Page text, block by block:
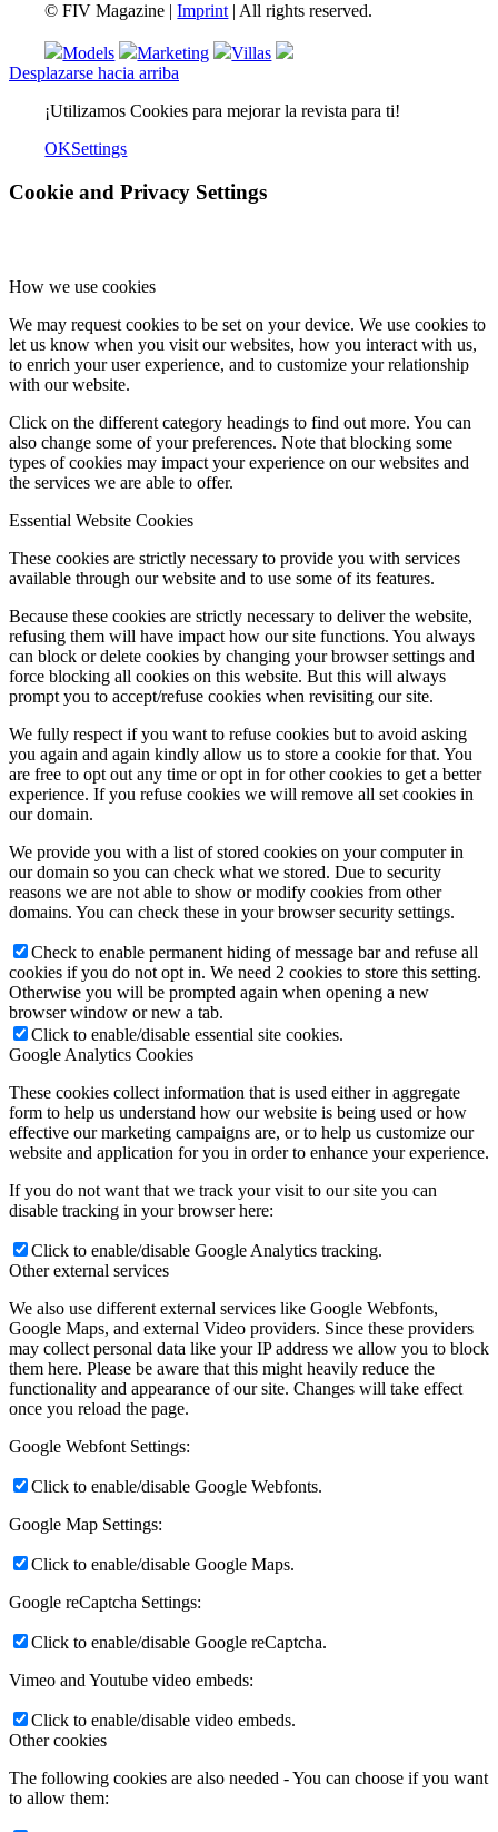
© FIV Magazine |Imprint | All rights reserved.
Models Marketing
Villas
Desplazarse hacia arriba
¡Utilizamos Cookies para mejorar la revista para ti!
OKSettings
Cookie and Privacy Settings
How we use cookies
We may request cookies to be set on your device. We use cookies to
let us know when you visit our websites, how you interact with us,
to enrich your user experience, and to customize your relationship
with our website.
Click on the different category headings to find out more. You can
also change some of your preferences. Note that blocking some
types of cookies may impact your experience on our websites and
the services we are able to offer.
Essential Website Cookies
These cookies are strictly necessary to provide you with services
available through our website and to use some of its features.
Because these cookies are strictly necessary to deliver the website,
refusing them will have impact how our site functions. You always
can block or delete cookies by changing your browser settings and
force blocking all cookies on this website. But this will always
prompt you to accept/refuse cookies when revisiting our site.
We fully respect if you want to refuse cookies but to avoid asking
you again and again kindly allow us to store a cookie for that. You
are free to opt out any time or opt in for other cookies to get a better
experience. If you refuse cookies we will remove all set cookies in
our domain.
We provide you with a list of stored cookies on your computer in
our domain so you can check what we stored. Due to security
reasons we are not able to show or modify cookies from other
domains. You can check these in your browser security settings.
Check to enable permanent hiding of message bar and refuse all
cookies if you do not opt in. We need 2 cookies to store this setting.
Otherwise you will be prompted again when opening a new
browser window or new a tab.
Click to enable/disable essential site cookies.
Google Analytics Cookies
These cookies collect information that is used either in aggregate
form to help us understand how our website is being used or how
effective our marketing campaigns are, or to help us customize our
website and application for you in order to enhance your experience.
If you do not want that we track your visit to our site you can
disable tracking in your browser here:
Click to enable/disable Google Analytics tracking.
Other external services
We also use different external services like Google Webfonts,
Google Maps, and external Video providers. Since these providers
may collect personal data like your IP address we allow you to block
them here. Please be aware that this might heavily reduce the
functionality and appearance of our site. Changes will take effect
once you reload the page.
Google Webfont Settings:
Click to enable/disable Google Webfonts.
Google Map Settings:
Click to enable/disable Google Maps.
Google reCaptcha Settings:
Click to enable/disable Google reCaptcha.
Vimeo and Youtube video embeds:
Click to enable/disable video embeds.
Other cookies
The following cookies are also needed - You can choose if you want
to allow them: